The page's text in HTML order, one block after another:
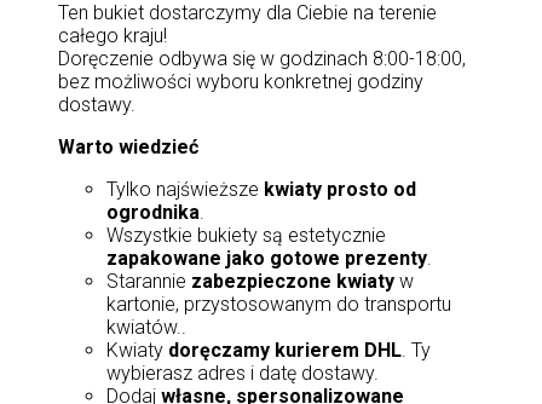
Ten bukiet dostarczymy dla Ciebie na terenie
całego kraju!
Doręczenie odbywa się w godzinach 8:00-18:00,
bez możliwości wyboru konkretnej godziny
dostawy.
Warto wiedzieć
Tylko najświeższe kwiaty prosto od
ogrodnika.
Wszystkie bukiety są estetycznie
zapakowane jako gotowe prezenty.
Starannie zabezpieczone kwiaty w
kartonie, przystosowanym do transportu
kwiatów..
Kwiaty doręczamy kurierem DHL. Ty
wybierasz adres i datę dostawy.
Dodaj własne, spersonalizowane